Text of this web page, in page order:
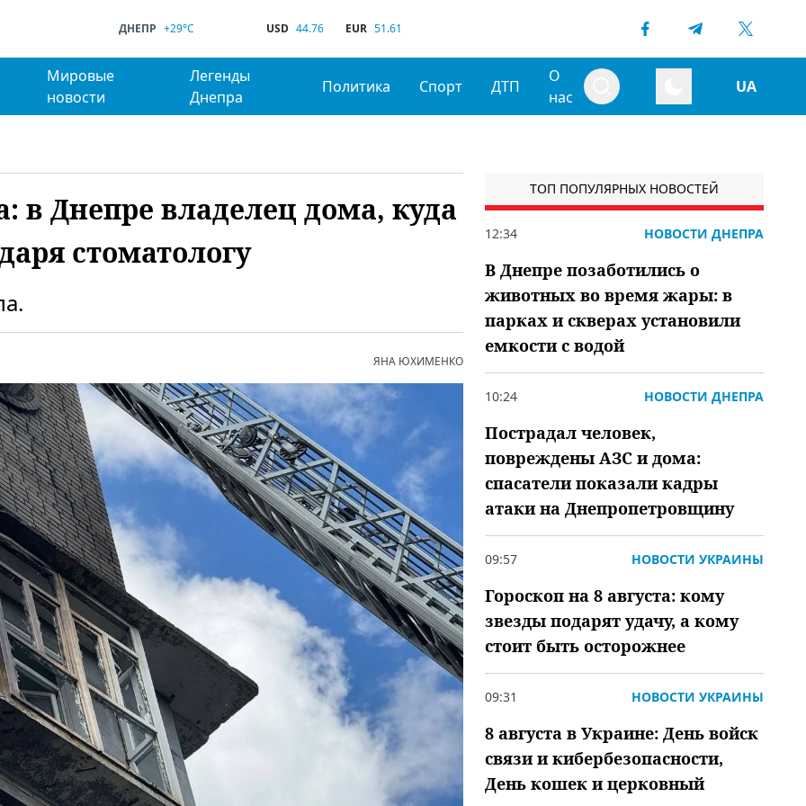
ДНЕПР +29°C USD 44.76 EUR 51.61
Мировые
новости
Легенды
Днепра
Политика Спорт ДТП
О
нас
UA
в Днепре владелец дома, куда
стоматологу
ЯНА ЮХИМЕНКО
ТОП ПОПУЛЯРНЫХ НОВОСТЕЙ
12:34 НОВОСТИ ДНЕПРА
В Днепре позаботились о
животных во время жары: в
парках и скверах установили
емкости с водой
10:24 НОВОСТИ ДНЕПРА
Пострадал человек,
повреждены АЗС и дома:
спасатели показали кадры
атаки на Днепропетровщину
09:57 НОВОСТИ УКРАИНЫ
Гороскоп на 8 августа: кому
звезды подарят удачу, а кому
стоит быть осторожнее
09:31 НОВОСТИ УКРАИНЫ
8 августа в Украине: День войск
связи и кибербезопасности,
День кошек и церковный